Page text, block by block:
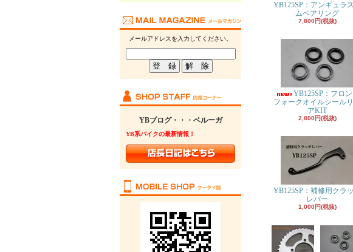
メールアドレスを入力してください。
YBブログ・・・ベルーガ
YB系バイクの最新情報！
YB125SP：アンギュラ
ムベアリング
7,800円(税抜)
YB125SP：フロン
フォークオイルシール
アKIT
2,800円(税抜)
YB125SP：補修用クラ
レバー
1,000円(税抜)